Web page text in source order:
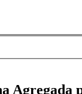
Agregada